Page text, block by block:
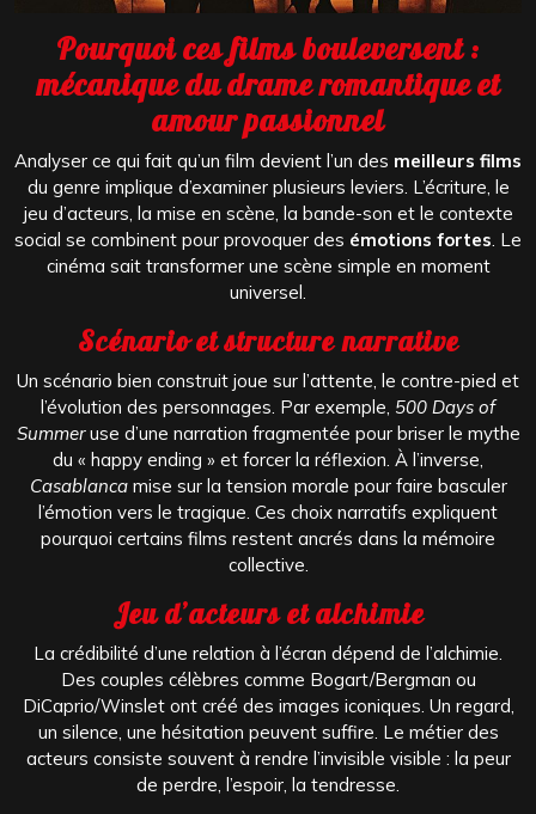
Pourquoi ces films bouleversent :
mécanique du drame romantique et
amour passionnel
Analyser ce qui fait qu’un film devient l’un des meilleurs films
du genre implique d’examiner plusieurs leviers. L’écriture, le
jeu d’acteurs, la mise en scène, la bande-son et le contexte
social se combinent pour provoquer des émotions fortes. Le
cinéma sait transformer une scène simple en moment
universel.
Scénario et structure narrative
Un scénario bien construit joue sur l’attente, le contre-pied et
l’évolution des personnages. Par exemple, 500 Days of
Summeruse d’une narration fragmentée pour briser le mythe
du « happy ending » et forcer la réflexion. À l’inverse,
Casablancamise sur la tension morale pour faire basculer
l’émotion vers le tragique. Ces choix narratifs expliquent
pourquoi certains films restent ancrés dans la mémoire
collective.
Jeu d’acteurs et alchimie
La crédibilité d’une relation à l’écran dépend de l’alchimie.
Des couples célèbres comme Bogart/Bergman ou
DiCaprio/Winslet ont créé des images iconiques. Un regard,
un silence, une hésitation peuvent suffire. Le métier des
acteurs consiste souvent à rendre l’invisible visible : la peur
de perdre, l’espoir, la tendresse.